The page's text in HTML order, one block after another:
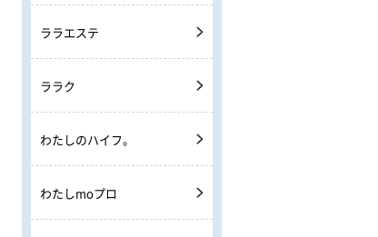
ララエステ
ララク
わたしのハイフ。
わたしmoプロ